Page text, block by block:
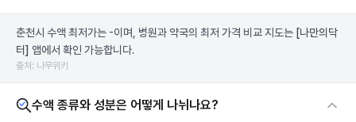
춘천시 수액 최저가는 -이며, 병원과 약국의 최저 가격 비교 지도는 [나만의닥
터] 앱에서 확인 가능합니다.
출처: 나무위키
수액 종류와 성분은 어떻게 나뉘나요?